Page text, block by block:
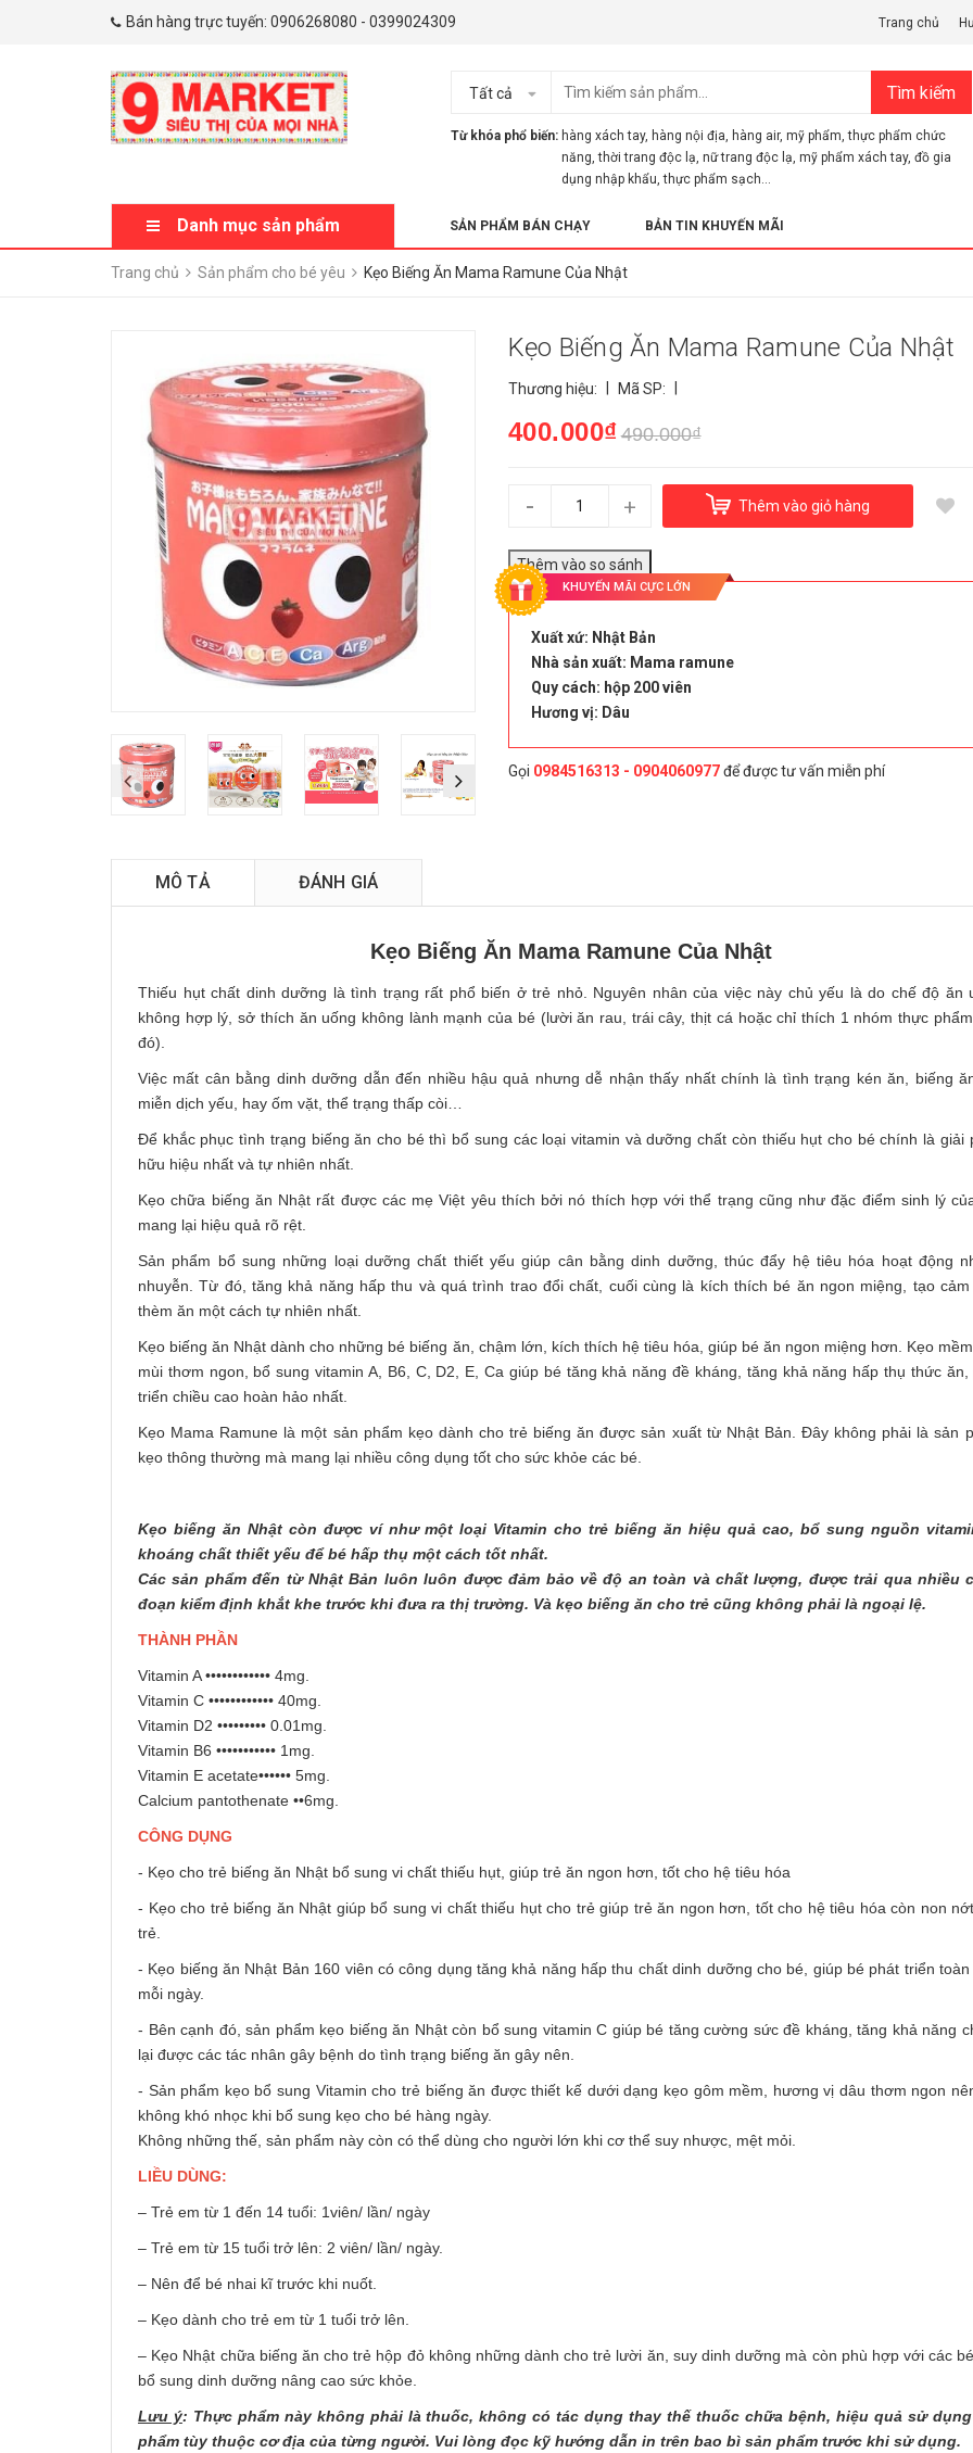
Bán hàng trực tuyến: 0906268080 - 0399024309 Trang chủ
Tất cả Tìm kiếm
Từ khóa phổ biến: hàng xách tay, hàng nội địa, hàng air, mỹ phẩm,thực phẩm chức
năng,thời trang độc lạ, nữ trang độc lạ, mỹ phẩm xách tay, đồ gia
dụng nhập khẩu,thực phẩm sạch...
Danh mục sản phẩm SẢN PHẨM BÁN CHẠY BẢN TIN KHUYẾN MÃI
Trang chủ Sản phẩm cho bé yêu Kẹo Biếng Ăn Mama Ramune Của Nhật
Kẹo Biếng Ăn Mama Ramune Của Nhật
Thương hiệu: Mã SP:
400.000₫490.000₫
- + Thêm vào giỏ hàng
KHUYẾN MÃI CỰC LỚN
Xuất xứ: Nhật Bản
Nhà sản xuất: Mama ramune
Quy cách: hộp 200 viên
Hương vị: Dâu
Gọi 0984516313 - 0904060977để được tư vấn miễn phí
MÔ TẢ ĐÁNH GIÁ
Kẹo Biếng Ăn Mama Ramune Của Nhật
Thiếu hụt chất dinh dưỡng là tình trạng rất phổ biến ở trẻ nhỏ. Nguyên nhân của việc này chủ yếu là do chế độ ăn
không hợp lý, sở thích ăn uống không lành mạnh của bé (lười ăn rau, trái cây, thịt cá hoặc chỉ thích 1 nhóm thực
đó).
Việc mất cân bằng dinh dưỡng dẫn đến nhiều hậu quả nhưng dễ nhận thấy nhất chính là tình trạng kén ăn, biếng
miễn dịch yếu, hay ốm vặt, thể trạng thấp còi…
Để khắc phục tình trạng biếng ăn cho bé thì bổ sung các loại vitamin và dưỡng chất còn thiếu hụt cho bé chính là giải
hữu hiệu nhất và tự nhiên nhất.
Kẹo chữa biếng ăn Nhật rất được các mẹ Việt yêu thích bởi nó thích hợp với thể trạng cũng như đặc điểm sinh lý
mang lại hiệu quả rõ rệt.
Sản phẩm bổ sung những loại dưỡng chất thiết yếu giúp cân bằng dinh dưỡng, thúc đẩy hệ tiêu hóa hoạt động
nhuyễn. Từ đó, tăng khả năng hấp thu và quá trình trao đổi chất, cuối cùng là kích thích bé ăn ngon miệng, tạo cảm
thèm ăn một cách tự nhiên nhất.
Kẹo biếng ăn Nhật dành cho những bé biếng ăn, chậm lớn, kích thích hệ tiêu hóa, giúp bé ăn ngon miệng hơn. Kẹo
mùi thơm ngon, bổ sung vitamin A, B6, C, D2, E, Ca giúp bé tăng khả năng đề kháng, tăng khả năng hấp thụ thức ăn,
triển chiều cao hoàn hảo nhất.
Kẹo Mama Ramune là một sản phẩm kẹo dành cho trẻ biếng ăn được sản xuất từ Nhật Bản. Đây không phải là sản
kẹo thông thường mà mang lại nhiều công dụng tốt cho sức khỏe các bé.
Kẹo biếng ăn Nhật còn được ví như một loại Vitamin cho trẻ biếng ăn hiệu quả cao, bổ sung nguồn
khoáng chất thiết yếu để bé hấp thụ một cách tốt nhất.
Các sản phẩm đến từ Nhật Bản luôn luôn được đảm bảo về độ an toàn và chất lượng, được trải qua nhiều
đoạn kiểm định khắt khe trước khi đưa ra thị trường. Và kẹo biếng ăn cho trẻ cũng không phải là ngoại lệ.
THÀNH PHẦN
Vitamin A •••••••••••• 4mg.
Vitamin C •••••••••••• 40mg.
Vitamin D2 ••••••••• 0.01mg.
Vitamin B6 ••••••••••• 1mg.
Vitamin E acetate•••••• 5mg.
Calcium pantothenate ••6mg.
CÔNG DỤNG
- Kẹo cho trẻ biếng ăn Nhật bổ sung vi chất thiếu hụt, giúp trẻ ăn ngon hơn, tốt cho hệ tiêu hóa
- Kẹo cho trẻ biếng ăn Nhật giúp bổ sung vi chất thiếu hụt cho trẻ giúp trẻ ăn ngon hơn, tốt cho hệ tiêu hóa còn non
trẻ.
- Kẹo biếng ăn Nhật Bản 160 viên có công dụng tăng khả năng hấp thu chất dinh dưỡng cho bé, giúp bé phát triển toàn
mỗi ngày.
- Bên cạnh đó, sản phẩm kẹo biếng ăn Nhật còn bổ sung vitamin C giúp bé tăng cường sức đề kháng, tăng khả năng
lại được các tác nhân gây bệnh do tình trạng biếng ăn gây nên.
- Sản phẩm kẹo bổ sung Vitamin cho trẻ biếng ăn được thiết kế dưới dạng kẹo gôm mềm, hương vị dâu thơm ngon
không khó nhọc khi bổ sung kẹo cho bé hàng ngày.
Không những thế, sản phẩm này còn có thể dùng cho người lớn khi cơ thể suy nhược, mệt mỏi.
LIỀU DÙNG:
– Trẻ em từ 1 đến 14 tuổi: 1viên/ lần/ ngày
– Trẻ em từ 15 tuổi trở lên: 2 viên/ lần/ ngày.
– Nên để bé nhai kĩ trước khi nuốt.
– Kẹo dành cho trẻ em từ 1 tuổi trở lên.
– Kẹo Nhật chữa biếng ăn cho trẻ hộp đỏ không những dành cho trẻ lười ăn, suy dinh dưỡng mà còn phù hợp với các
bổ sung dinh dưỡng nâng cao sức khỏe.
Lưu ý: Thực phẩm này không phải là thuốc, không có tác dụng thay thế thuốc chữa bệnh, hiệu quả sử
phẩm tùy thuộc cơ địa của từng người. Vui lòng đọc kỹ hướng dẫn in trên bao bì sản phẩm trước khi sử dụng.
Kẹo Biếng Ăn Mama Ramune Của Nhật
400.000₫
Đây là giải pháp trải nghiệm phát triển bởi EGANY